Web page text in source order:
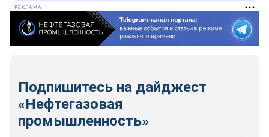
РЕКЛАМА
Подпишитесь на дайджест
«Нефтегазовая
промышленность»